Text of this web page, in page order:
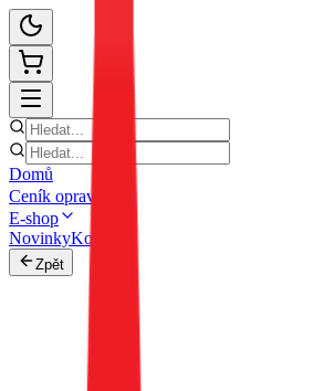
Domů
Ceník oprav
E-shop
NovinkyKontakt
Zpět